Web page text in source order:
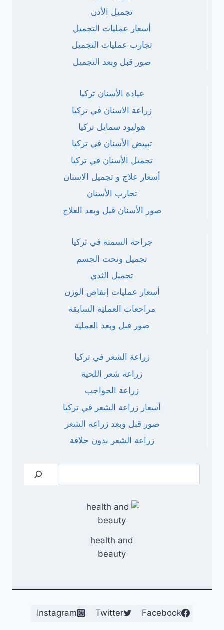
تجميل الأذن
أسعار عمليات التجميل
تجارب عمليات التجميل
صور قبل وبعد التجميل
عيادة الأسنان تركيا
زراعة الاسنان في تركيا
هوليود سمايل تركيا
تبييض الأسنان في تركيا
تجميل الأسنان في تركيا
أسعار علاج و تجميل الاسنان
تجارب الأسنان
صور الأسنان قبل وبعد العلاج
جراحة السمنة في تركيا
تجميل ونحت الجسم
تجميل الثدي
أسعار عمليات إنقاص الوزن
مراحعات العملية السابقة
صور فبل وبعد العملية
زراعة الشعر في تركيا
زراعة شعر اللحية
زراعة الحواجب
أسعار زراعة الشعر في تركيا
صور قبل وبعد زراعة الشعر
زراعة الشعر بدون حلاقة
health and
beauty
Facebook
Twitter
Instagram